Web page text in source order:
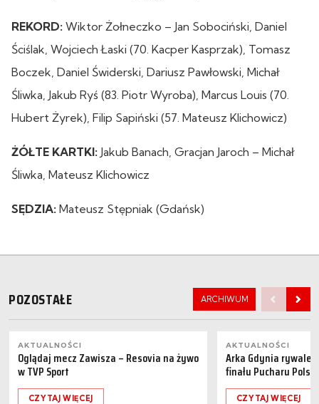
REKORD: Wiktor Żołneczko – Jan Sobociński, Daniel
Ściślak, Wojciech Łaski (70. Kacper Kasprzak), Tomasz
Boczek, Daniel Świderski, Dariusz Pawłowski, Michał
Śliwka, Jakub Ryś (83. Piotr Wyroba), Marcus Louis (70.
Hubert Żyrek), Filip Sapiński (57. Mateusz Klichowicz)
ŻÓŁTE KARTKI: Jakub Banach, Gracjan Jaroch – Michał
Śliwka, Mateusz Klichowicz
SĘDZIA: Mateusz Stępniak (Gdańsk)
POZOSTAŁE ARCHIWUM
AKTUALNOŚCI
Oglądaj mecz Zawisza – Resovia na żywo
w TVP Sport
CZYTAJ WIĘCEJ
AKTUALNOŚCI
Arka Gdynia
finału Pucharu Polski
CZYTAJ WIĘCEJ